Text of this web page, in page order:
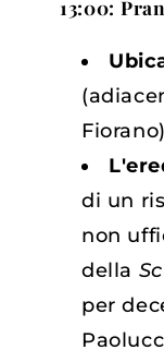
13:00:
Fiorano)
di un
non
della
per